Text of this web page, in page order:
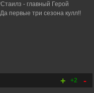
- главный Герой
первые три сезона кулл!!
+ +2 -